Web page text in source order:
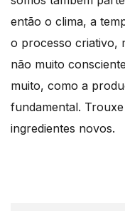
então o clima, a
o processo criativo,
não muito
muito, como a
fundamental.
ingredientes novos.